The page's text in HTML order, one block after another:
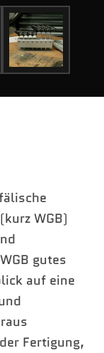
WGB)
gutes
auf eine
Fertigung,